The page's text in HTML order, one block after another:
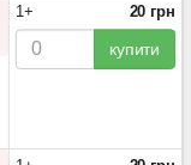
1+ 20 грн
купити